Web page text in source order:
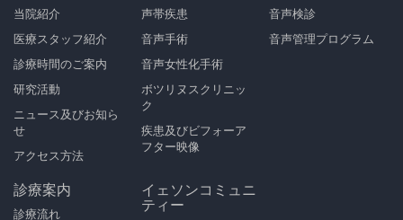
当院紹介
医療スタッフ紹介
診療時間のご案内
研究活動
ニュース及びお知ら
せ
アクセス方法
声帯疾患
音声手術
音声女性化手術
ボツリヌスクリニッ
ク
疾患及びビフォーア
フター映像
音声検診
音声管理プログラム
診療案内
診療流れ
イェソンコミュニ
ティー